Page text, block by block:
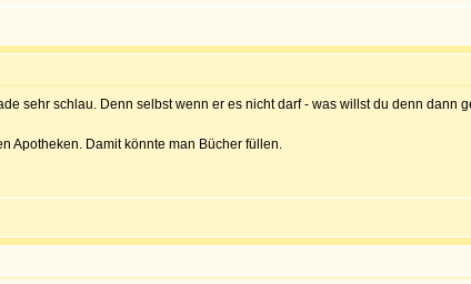
sehr schlau. Denn selbst wenn er es nicht darf - was willst du denn dann
Apotheken. Damit könnte man Bücher füllen.